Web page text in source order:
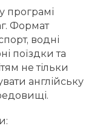
програмі
Формат
водні
поїздки та
не тільки
англійську